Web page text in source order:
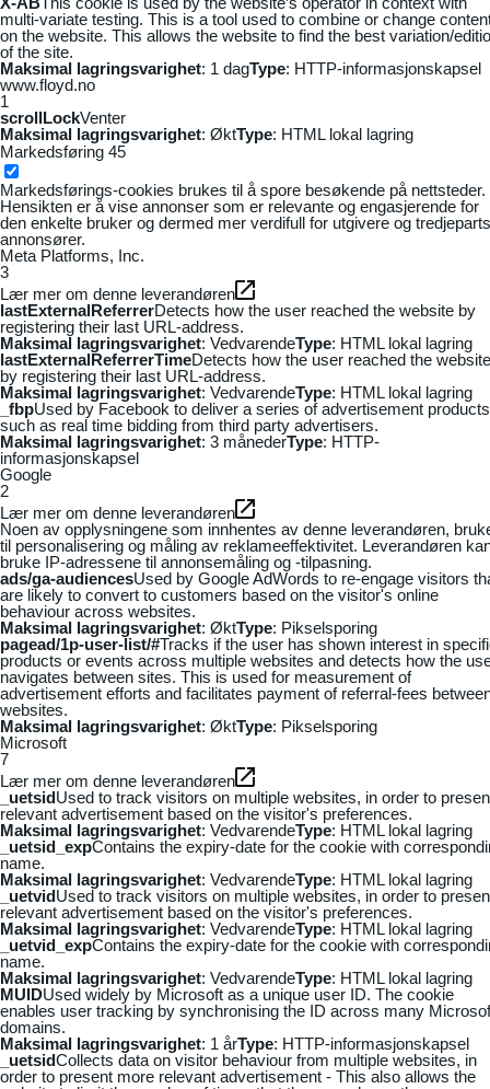
multi-variate testing. This is a tool used to combine or change
on the website. This allows the website to find the best variation/
of the site.
Maksimal lagringsvarighet: 1 dagType: HTTP-informasjonskapsel
www.floyd.no
1
scrollLockVenter
Maksimal lagringsvarighet: ØktType: HTML lokal lagring
Markedsføring 45
Markedsførings-cookies brukes til å spore besøkende på nettsteder.
Hensikten er å vise annonser som er relevante og engasjerende for
den enkelte bruker og dermed mer verdifull for utgivere og tredjeparts
annonsører.
Meta Platforms, Inc.
3
Lær mer om denne leverandøren
lastExternalReferrerDetects how the user reached the website by
registering their last URL-address.
Maksimal lagringsvarighet: VedvarendeType: HTML lokal lagring
lastExternalReferrerTimeDetects how the user reached the website
by registering their last URL-address.
Maksimal lagringsvarighet: VedvarendeType: HTML lokal lagring
_fbpUsed by Facebook to deliver a series of advertisement products
such as real time bidding from third party advertisers.
Maksimal lagringsvarighet: 3 månederType: HTTP-
informasjonskapsel
Google
2
Lær mer om denne leverandøren
Noen av opplysningene som innhentes av denne leverandøren,
til personalisering og måling av reklameeffektivitet. Leverandøren
bruke IP-adressene til annonsemåling og -tilpasning.
ads/ga-audiencesUsed by Google AdWords to re-engage visitors
are likely to convert to customers based on the visitor's online
behaviour across websites.
Maksimal lagringsvarighet: ØktType: Pikselsporing
pagead/1p-user-list/#Tracks if the user has shown interest in
products or events across multiple websites and detects how the
navigates between sites. This is used for measurement of
advertisement efforts and facilitates payment of referral-fees
websites.
Maksimal lagringsvarighet: ØktType: Pikselsporing
Microsoft
7
Lær mer om denne leverandøren
_uetsidUsed to track visitors on multiple websites, in order to
relevant advertisement based on the visitor's preferences.
Maksimal lagringsvarighet: VedvarendeType: HTML lokal lagring
_uetsid_expContains the expiry-date for the cookie with
name.
Maksimal lagringsvarighet: VedvarendeType: HTML lokal lagring
_uetvidUsed to track visitors on multiple websites, in order to
relevant advertisement based on the visitor's preferences.
Maksimal lagringsvarighet: VedvarendeType: HTML lokal lagring
_uetvid_expContains the expiry-date for the cookie with
name.
Maksimal lagringsvarighet: VedvarendeType: HTML lokal lagring
MUIDUsed widely by Microsoft as a unique user ID. The cookie
enables user tracking by synchronising the ID across many
domains.
Maksimal lagringsvarighet: 1 årType: HTTP-informasjonskapsel
_uetsidCollects data on visitor behaviour from multiple websites, in
order to present more relevant advertisement - This also allows the